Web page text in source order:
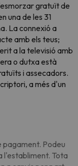
gratuït de
una de les 31
La connexió a
amb els teus;
a la televisió amb
o dutxa està
i assecadors.
a més d'un
pagament. Podeu
l'establiment. Tota